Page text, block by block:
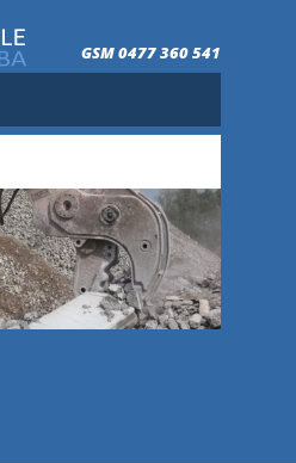
GSM 0477 360 541